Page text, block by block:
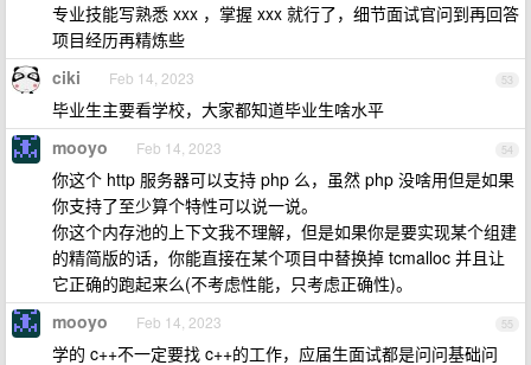
专业技能写熟悉 xxx ，掌握 xxx 就行了，细节面试官问到再回答
项目经历再精炼些
53
ciki Feb 14, 2023
毕业生主要看学校，大家都知道毕业生啥水平
54
mooyo Feb 14, 2023
你这个 http 服务器可以支持 php 么，虽然 php 没啥用但是如果
你支持了至少算个特性可以说一说。
你这个内存池的上下文我不理解，但是如果你是要实现某个组建
的精简版的话，你能直接在某个项目中替换掉 tcmalloc 并且让
它正确的跑起来么(不考虑性能，只考虑正确性)。
55
mooyo Feb 14, 2023
学的 c++不一定要找 c++的工作，应届生面试都是问问基础问